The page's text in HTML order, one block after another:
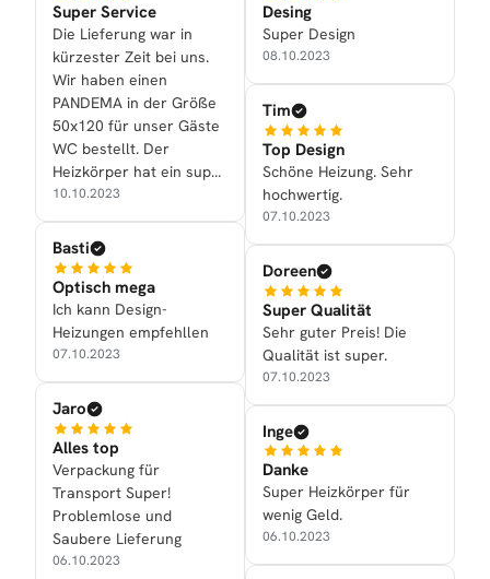
Super Service
Die Lieferung war in
kürzester Zeit bei uns.
Wir haben einen
PANDEMA in der Größe
50x120 für unser Gäste
WC bestellt. Der
Heizkörper hat ein super
Design und die
Heizleistung ist mehr als
genügend! Danke an das
ganze Team!
10.10.2023
Basti
Optisch mega
Ich kann Design-
Heizungen empfehllen
07.10.2023
Jaro
Alles top
Verpackung für
Transport Super!
Problemlose und
Saubere Lieferung
06.10.2023
Desing
Super Design
08.10.2023
Tim
Top Design
Schöne Heizung. Sehr
hochwertig.
07.10.2023
Doreen
Super Qualität
Sehr guter Preis! Die
Qualität ist super.
07.10.2023
Inge
Danke
Super Heizkörper für
wenig Geld.
06.10.2023